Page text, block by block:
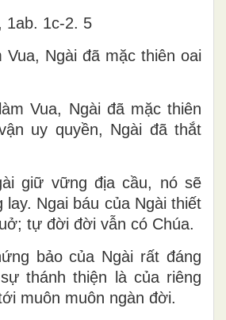
1ab. 1c-2. 5
Vua, Ngài đã mặc thiên oai
Vua, Ngài đã mặc thiên
uy quyền, Ngài đã thắt
giữ vững địa cầu, nó sẽ
lay. Ngai báu của Ngài thiết
tự đời đời vẫn có Chúa.
bảo của Ngài rất đáng
thánh thiện là của riêng
muôn muôn ngàn đời.